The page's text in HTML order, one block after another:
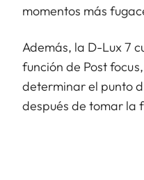
momentos más
Además, la D-Lux 7
función de Post
determinar el punto
después de tomar la